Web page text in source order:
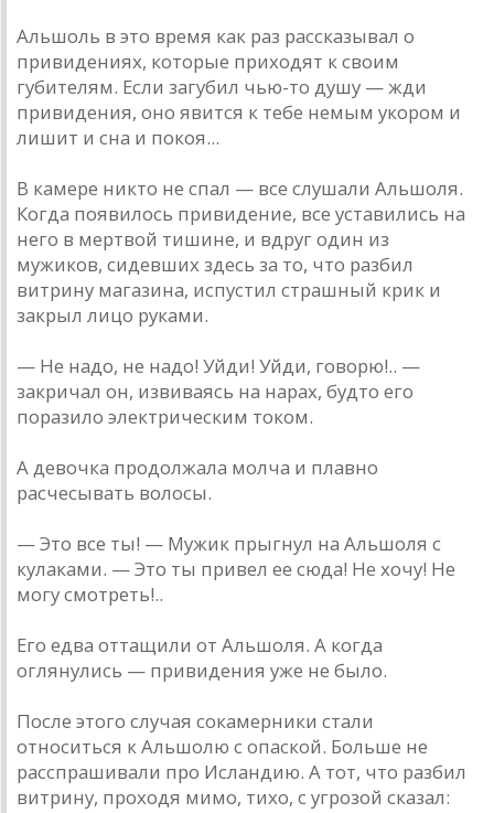
Альшоль в это время как раз рассказывал о
привидениях, которые приходят к своим
губителям. Если загубил чью-то душу — жди
привидения, оно явится к тебе немым укором и
лишит и сна и покоя...
В камере никто не спал — все слушали Альшоля.
Когда появилось привидение, все уставились на
него в мертвой тишине, и вдруг один из
мужиков, сидевших здесь за то, что разбил
витрину магазина, испустил страшный крик и
закрыл лицо руками.
— Не надо, не надо! Уйди! Уйди, говорю!.. —
закричал он, извиваясь на нарах, будто его
поразило электрическим током.
А девочка продолжала молча и плавно
расчесывать волосы.
— Это все ты! — Мужик прыгнул на Альшоля с
кулаками. — Это ты привел ее сюда! Не хочу! Не
могу смотреть!..
Его едва оттащили от Альшоля. А когда
оглянулись — привидения уже не было.
После этого случая сокамерники стали
относиться к Альшолю с опаской. Больше не
расспрашивали про Исландию. А тот, что разбил
витрину, проходя мимо, тихо, с угрозой сказал: